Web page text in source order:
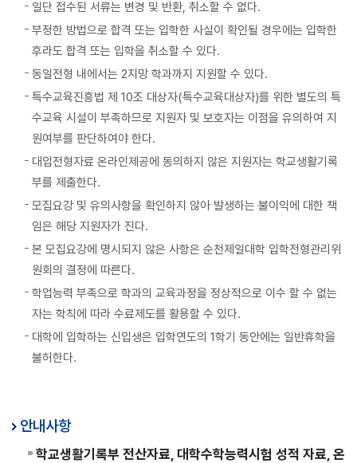
일단 접수된 서류는 변경 및 반환, 취소할 수 없다.
부정한 방법으로 합격 또는 입학한 사실이 확인될 경우에는 입학한
후라도 합격 또는 입학을 취소할 수 있다.
동일전형 내에서는 2지망 학과까지 지원할 수 있다.
특수교육진흥법 제 10조 대상자(특수교육대상자)를 위한 별도의 특
수교육 시설이 부족하므로 지원자 및 보호자는 이점을 유의하여 지
원여부를 판단하여야 한다.
대입전형자료 온라인제공에 동의하지 않은 지원자는 학교생활기록
부를 제출한다.
모집요강 및 유의사항을 확인하지 않아 발생하는 불이익에 대한 책
임은 해당 지원자가 진다.
본 모집요강에 명시되지 않은 사항은 순천제일대학 입학전형관리위
원회의 결정에 따른다.
학업능력 부족으로 학과의 교육과정을 정상적으로 이수 할 수 없는
자는 학칙에 따라 수료제도를 활용할 수 있다.
대학에 입학하는 신입생은 입학연도의 1학기 동안에는 일반휴학을
불허한다.
안내사항
학교생활기록부 전산자료, 대학수학능력시험 성적 자료, 온